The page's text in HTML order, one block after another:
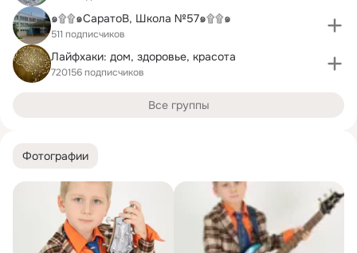
Фотографии
๑۩۩๑СаратоВ, Школа №57๑۩۩๑
511 подписчиков
Лайфхаки: дом, здоровье, красота
720156 подписчиков
Все группы